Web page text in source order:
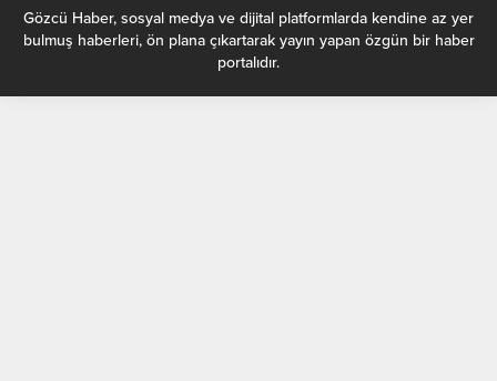
farklı bir mekanizmanın
tetiklediğini gösteriyor" Darwin,
hayvanların silah olarak kullandığı
özelliklerle karşı cinsi cezbetmek
Gözcü Haber, sosyal medya ve dijital platformlarda kendine az yer
bulmuş haberleri, ön plana çıkartarak yayın yapan özgün bir haber
portalıdır.